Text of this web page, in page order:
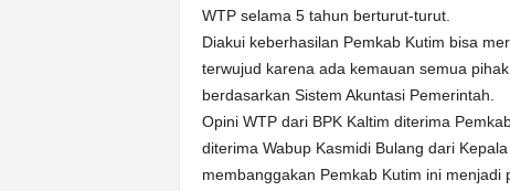
WTP selama 5 tahun berturut-turut.
Diakui keberhasilan Pemkab Kutim bisa
terwujud karena ada kemauan semua
berdasarkan Sistem Akuntasi Pemerintah.
Opini WTP dari BPK Kaltim diterima
diterima Wabup Kasmidi Bulang dari
membanggakan Pemkab Kutim ini